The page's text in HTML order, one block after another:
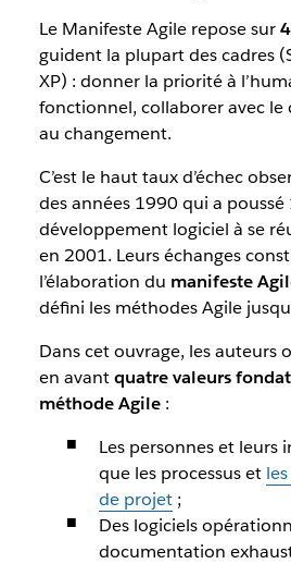
Le Manifeste Agile repose sur
guident la plupart des cadres
XP) : donner la priorité à
fonctionnel, collaborer avec le
au changement.
C’est le haut taux d’échec
des années 1990 qui a poussé
développement logiciel à se
en 2001. Leurs échanges
l’élaboration du manifeste
défini les méthodes Agile
Dans cet ouvrage, les auteurs
en avantquatre valeurs
méthode Agile:
Les personnes et
que les processus et
de projet;
Des logiciels
documentation